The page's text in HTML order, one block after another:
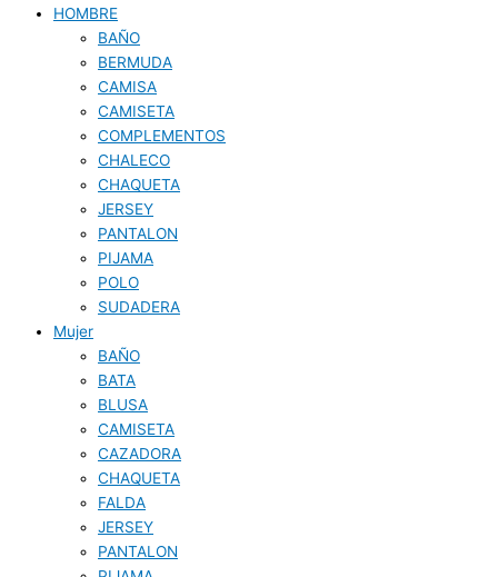
HOMBRE
BAÑO
BERMUDA
CAMISA
CAMISETA
COMPLEMENTOS
CHALECO
CHAQUETA
JERSEY
PANTALON
PIJAMA
POLO
SUDADERA
Mujer
BAÑO
BATA
BLUSA
CAMISETA
CAZADORA
CHAQUETA
FALDA
JERSEY
PANTALON